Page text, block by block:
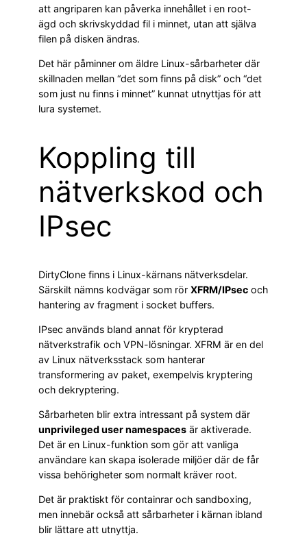
att angriparen kan påverka innehållet i en root-
ägd och skrivskyddad fil i minnet, utan att själva
filen på disken ändras.
Det här påminner om äldre Linux-sårbarheter där
skillnaden mellan “det som finns på disk” och “det
som just nu finns i minnet” kunnat utnyttjas för att
lura systemet.
Koppling till
nätverkskod och
IPsec
DirtyClone finns i Linux-kärnans nätverksdelar.
Särskilt nämns kodvägar som rör XFRM/IPsec och
hantering av fragment i socket buffers.
IPsec används bland annat för krypterad
nätverkstrafik och VPN-lösningar. XFRM är en del
av Linux nätverksstack som hanterar
transformering av paket, exempelvis kryptering
och dekryptering.
Sårbarheten blir extra intressant på system där
unprivileged user namespaces är aktiverade.
Det är en Linux-funktion som gör att vanliga
användare kan skapa isolerade miljöer där de får
vissa behörigheter som normalt kräver root.
Det är praktiskt för containrar och sandboxing,
men innebär också att sårbarheter i kärnan ibland
blir lättare att utnyttja.